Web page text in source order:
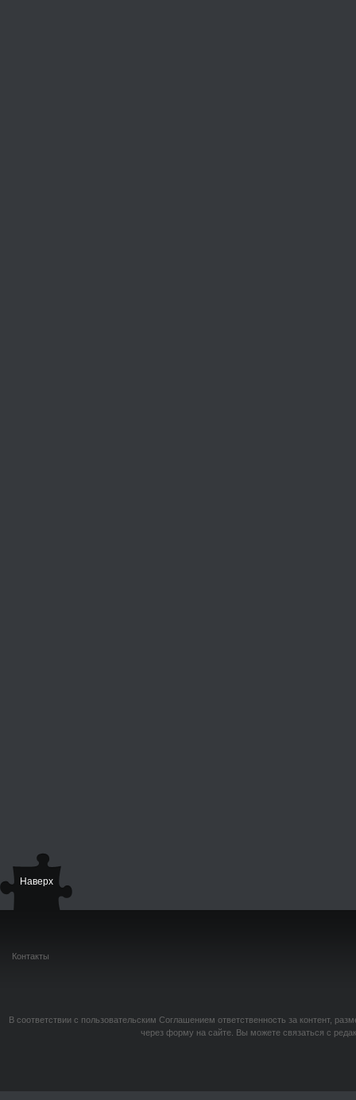
Наверх
Контакты
В соответствии с пользовательским Соглашением ответственность за контент,
через форму на сайте. Вы можете связаться с